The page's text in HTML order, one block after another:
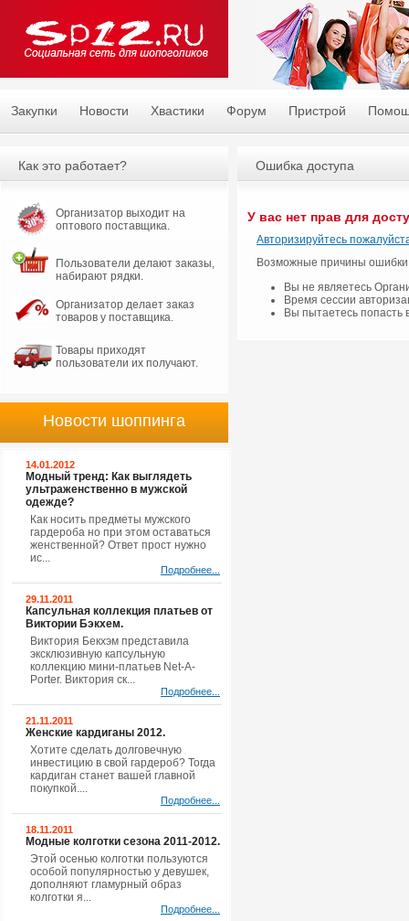
Закупки Новости Хвастики Форум Пристрой
Ошибка доступа
У вас нет прав для
Авторизируйтесь
Возможные причины
Вы не являетесь
Время сессии
Вы пытаетесь попасть
Как это работает?
Организатор выходит на
оптового поставщика.
Пользователи делают заказы,
набирают рядки.
Организатор делает заказ
товаров у поставщика.
Товары приходят
пользователи их получают.
Новости шоппинга
14.01.2012
Модный тренд: Как выглядеть
ультраженственно в мужской
одежде?
Как носить предметы мужского
гардероба но при этом оставаться
женственной? Ответ прост нужно
ис...
Подробнее...
29.11.2011
Капсульная коллекция платьев от
Виктории Бэкхем.
Виктория Бекхэм представила
эксклюзивную капсульную
коллекцию мини-платьев Net-A-
Porter. Виктория ск...
Подробнее...
21.11.2011
Женские кардиганы 2012.
Хотите сделать долговечную
инвестицию в свой гардероб? Тогда
кардиган станет вашей главной
покупкой....
Подробнее...
18.11.2011
Модные колготки сезона 2011-2012.
Этой осенью колготки пользуются
особой популярностью у девушек,
дополняют гламурный образ
колготки я...
Подробнее...